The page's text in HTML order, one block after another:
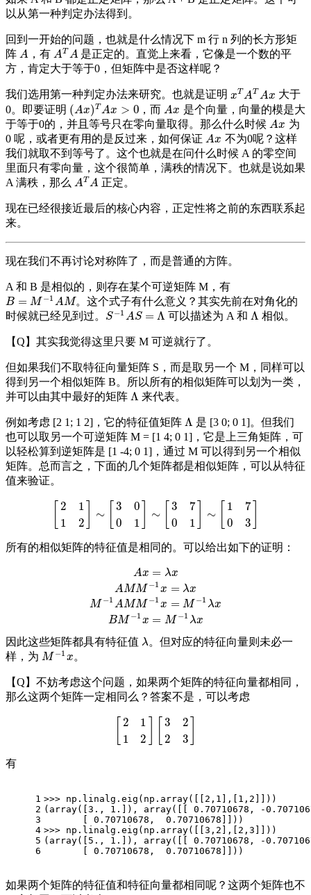
以从第一种判定办法得到。
回到一开始的问题，也就是什么情况下 m 行 n 列的长方形矩
阵 A
A ，有 AT A
AT A 是正定的。直觉上来看，它像是一个数的平
方，肯定大于等于0，但矩阵中是否这样呢？
我们选用第一种判定办法来研究。也就是证明 xT AT Ax
xT ATAx
大于
0。即要证明 (Ax)T Ax > 0
(Ax)TAx> 0 ，而 Ax
Ax 是个向量，向量的模是大
于等于0的，并且等号只在零向量取得。那么什么时候 Ax
Ax 为
0 呢，或者更有用的是反过来，如何保证 Ax
Ax 不为0呢？这样
我们就取不到等号了。这个也就是在问什么时候 A 的零空间
里面只有零向量，这个很简单，满秩的情况下。也就是说如果
A 满秩，那么 AT A
AT A 正定。
现在已经很接近最后的核心内容，正定性将之前的东西联系起
来。
现在我们不再讨论对称阵了，而是普通的方阵。
A 和 B 是相似的，则存在某个可逆矩阵 M，有
B = M −1 AM
B=M −1 AM
。这个式子有什么意义？其实先前在对角化的
时候就已经见到过。 S −1 AS = Λ
S−1AS= Λ 可以描述为 A 和 Λ
Λ 相似。
【Q】其实我觉得这里只要 M 可逆就行了。
但如果我们不取特征向量矩阵 S，而是取另一个 M，同样可以
得到另一个相似矩阵 B。所以所有的相似矩阵可以划为一类，
并可以由其中最好的矩阵 Λ
Λ 来代表。
例如考虑 [2 1; 1 2]，它的特征值矩阵 Λ
Λ 是 [3 0; 0 1]。但我们
也可以取另一个可逆矩阵 M = [1 4; 0 1]，它是上三角矩阵，可
以轻松算到逆矩阵是 [1 -4; 0 1]，通过 M 可以得到另一个相似
矩阵。总而言之，下面的几个矩阵都是相似矩阵，可以从特征
值来验证。
2
1
1
2
∼
3
0
0
1
∼
3
0
7
1
∼
1
0
7
3
112 ∼[ 70
所有的相似矩阵的特征值是相同的。可以给出如下的证明：
Ax = λx
AMM −1 x = λx
M −1 AMM −1 x = M −1 λx
BM −1 x = M −1 λx
1AM M −1x
因此这些矩阵都具有特征值 λ
λ 。但对应的特征向量则未必一
样，为 M −1 x
M−1x 。
【Q】不妨考虑这个问题，如果两个矩阵的特征向量都相同，
那么这两个矩阵一定相同么？答案不是，可以考虑
2
1
1
2
3
2
2
3
有
1
2
3
4
5
6
>>> np.linalg.eig(np.array([[ 2 , 1 ],[ 1 , 2 ]]))
(array([ 3. , 1. ]), array([[ 0.70710678 ,
-
0.70710678 , 0.70710678 ]]))
>>> np.linalg.eig(np.array([[ 3 , 2 ],[ 2 , 3 ]]))
(array([ 5. , 1. ]), array([[ 0.70710678 ,
-
0.70710678 , 0.70710678 ]]))
如果两个矩阵的特征值和特征向量都相同呢？这两个矩阵也不